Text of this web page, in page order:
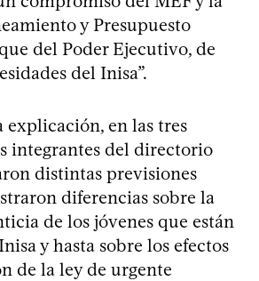
y Presupuesto
del Poder Ejecutivo, de
del Inisa”.
explicación, en las tres
integrantes del directorio
distintas previsiones
diferencias sobre la
de los jóvenes que están
y hasta sobre los efectos
de la ley de urgente